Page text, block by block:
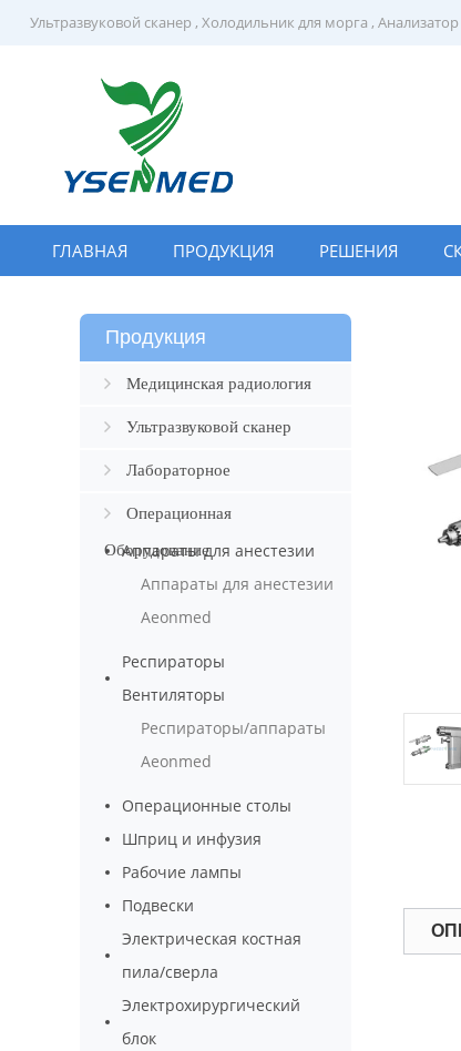
Ультразвуковой сканер , Холодильник для морга ,
ГЛАВНАЯ ПРОДУКЦИЯ РЕШЕНИЯ
Продукция
Медицинская радиология
Ультразвуковой сканер
Лабораторное
оборудование
Операционная
Оборудование
Аппараты для анестезии
Аппараты для анестезии
Aeonmed
Респираторы
Вентиляторы
Респираторы/аппараты
Aeonmed
Операционные столы
Шприц и инфузия
Рабочие лампы
Подвески
Электрическая костная
пила/сверла
Электрохирургический
блок